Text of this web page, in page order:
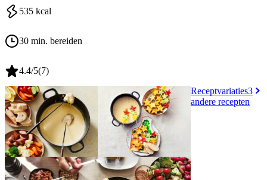
535 kcal
30 min. bereiden
4.4/5(7)
Receptvariaties3
andere recepten